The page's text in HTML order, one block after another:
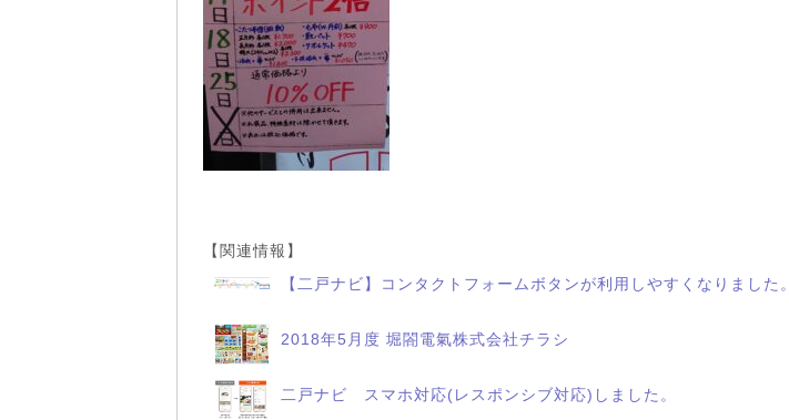
【関連情報】
【二戸ナビ】コンタクトフォームボタンが利用しやすくなりました。
2018年5月度 堀閤電氣株式会社チラシ
二戸ナビ スマホ対応(レスポンシブ対応)しました。